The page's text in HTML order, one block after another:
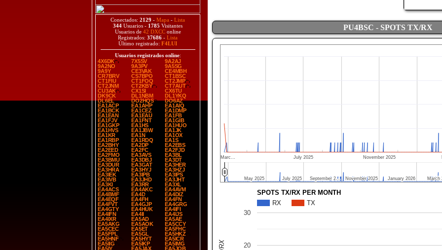
Conectados: 2129 - Mapa - Lista
344 Usuarios - 1785 Visitantes
Usuarios de 42 DXCConline
Registrados: 37686 - Lista
Último registrado: F4LUI
Usuarios registrados online:
4X6DK
7X5SV
9A2AJ
9A2NO
9A3PV
9A5SG
9A9Y
CE3VAK
CE4MBH
CR7BRV
CS7BPO
CT1BSC
CT1FIU
CT1FOQ
CT2JMP
CT2JNM
CT2KBY
CT7AUT
CU3AK
CX1SI
CX6TU
DK9CK
DL1NBM
DL1YKQ
DL6EL
DO2HQS
DO6AZ
EA1ACP
EA1AHP
EA1AIQ
EA1BCK
EA1CEZ
EA1DMP
EA1EAN
EA1EAU
EA1FB
EA1FJV
EA1FNT
EA1GIB
EA1GKP
EA1HS
EA1HUO
EA1HVS
EA1JBW
EA1JK
EA1KR
EA1N
EA1OX
EA1RBP
EA1RDQ
EA1S
EA2BHY
EA2DP
EA2EBS
EA2EED
EA2FC
EA2FJD
EA2FMO
EA3AVS
EA3BL
EA3BMU
EA3DBJ
EA3DT
EA3DUR
EA3GAT
EA3HER
EA3HRA
EA3HYJ
EA3HZJ
EA3IEK
EA3IPB
EA3IPS
EA3IVB
EA3JHD
EA3JHT
EA3KI
EA3RR
EA3XL
EA4ACS
EA4AKC
EA4AVM
EA4BMF
EA4D
EA4DIZ
EA4EQF
EA4FH
EA4FN
EA4FVT
EA4GJP
EA4GRG
EA4GTY
EA4HUK
EA4IFI
EA4IFN
EA4II
EA4IJS
EA4IXR
EA5AD
EA5AE
EA5AKG
EA5AOK
EA5CCY
EA5CEC
EA5ET
EA5FHC
EA5FPL
EA5GL
EA5HKZ
EA5HNF
EA5HYT
EA5ICR
EA5IIG
EA5IKP
EA5IMG
EA5IY
EA5JAX
EA5JQB
PU4BSC - SPOTS TX/RX
Marc… July 2025 November 2025
May 2025
May 2025 July 2025
July 2025 September 2…
September 2… November 2025
November 2025 January 2026
January 2026 March
March
SPOTS TX/RX PER MONTH
RX
TX
20
30